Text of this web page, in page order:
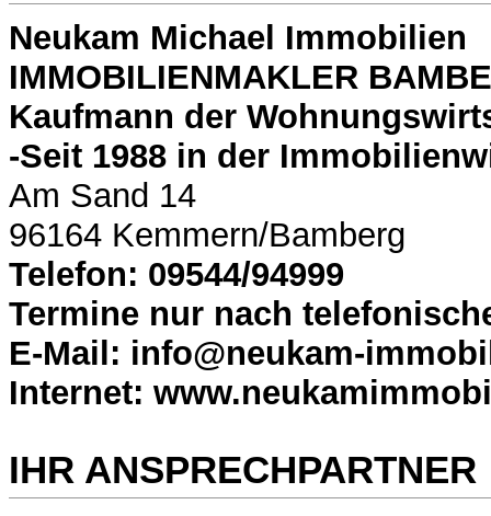
Neukam Michael Immobilien
IMMOBILIENMAKLER
Kaufmann der
-Seit 1988 in der
Am Sand 14
96164 Kemmern/Bamberg
Telefon: 09544/94999
Termine nur nach
E-Mail: info@neukam-
Internet:
IHR ANSPRECHPARTNER